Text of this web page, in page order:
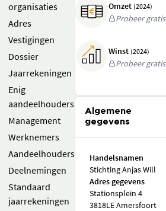
organisaties
Adres
Vestigingen
Dossier
Jaarrekeningen
Enig
aandeelhouders
Management
Werknemers
Aandeelhouders
Deelnemingen
Standaard
jaarrekeningen
Omzet (2024)
Probeer gratis
Winst (2024)
Probeer gratis
Algemene
gegevens
Handelsnamen
Stichting Anjas Will
Adres gegevens
Stationsplein 4
3818LE Amersfoort